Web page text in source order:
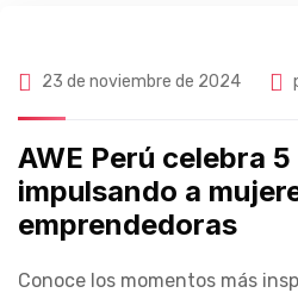
23 de noviembre de 2024
AWE Perú celebra
impulsando a
emprendedoras
Conoce los momentos más